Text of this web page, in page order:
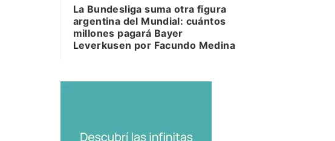
La Bundesliga suma otra figura
argentina del Mundial: cuántos
millones pagará Bayer
Leverkusen por Facundo Medina